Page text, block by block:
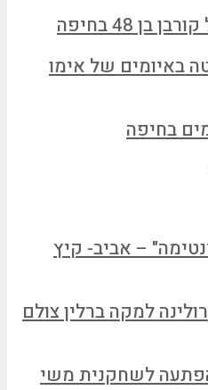
48 בחיפה
באיומים של אימו
בחיפה
– אביב- קיץ
2026 של קרולינה למקה ברלין צולם
לשחקנית משי